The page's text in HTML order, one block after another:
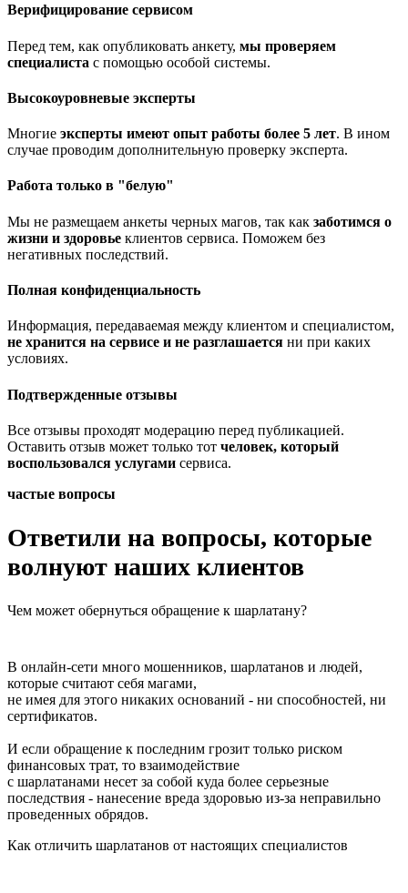
Верифицирование сервисом
Перед тем, как опубликовать анкету, мы проверяем
специалиста с помощью особой системы.
Высокоуровневые эксперты
Многие эксперты имеют опыт работы более 5 лет. В ином
случае проводим дополнительную проверку эксперта.
Работа только в "белую"
Мы не размещаем анкеты черных магов, так как заботимся о
жизни и здоровье клиентов сервиса. Поможем без
негативных последствий.
Полная конфиденциальность
Информация, передаваемая между клиентом и специалистом,
не хранится на сервисе и не разглашается ни при каких
условиях.
Подтвержденные отзывы
Все отзывы проходят модерацию перед публикацией.
Оставить отзыв может только тот человек, который
воспользовался услугами сервиса.
частые вопросы
Ответили на вопросы, которые
волнуют наших клиентов
Чем может обернуться обращение к шарлатану?
В онлайн-сети много мошенников, шарлатанов и людей,
которые считают себя магами,
не имея для этого никаких оснований - ни способностей, ни
сертификатов.
И если обращение к последним грозит только риском
финансовых трат, то взаимодействие
с шарлатанами несет за собой куда более серьезные
последствия - нанесение вреда здоровью из-за неправильно
проведенных обрядов.
Как отличить шарлатанов от настоящих специалистов